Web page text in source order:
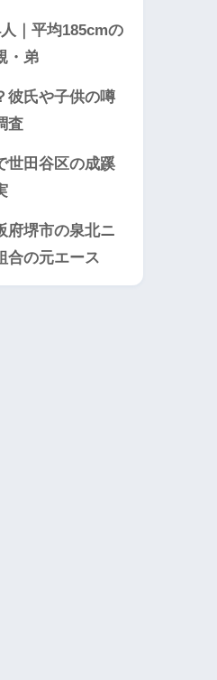
｜平均185cmの
・弟
彼氏や子供の噂
査
世田谷区の成蹊
府堺市の泉北ニ
合の元エース